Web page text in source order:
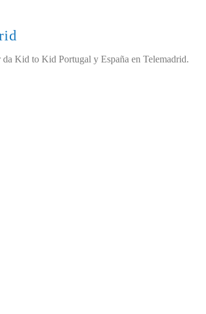
da Kid to Kid Portugal y España en Telemadrid.